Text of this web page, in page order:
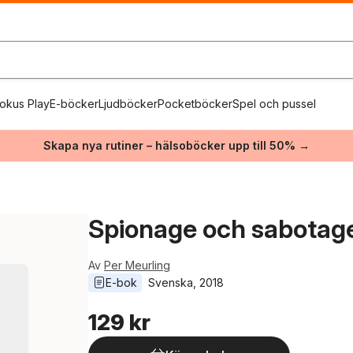
PlayE-böckerLjudböckerPocketböckerSpel och pussel
Skapa nya rutiner – hälsoböcker upp till 50% →
Spionage och
Av Per Meurling
E-bok
Svenska 2018
129 kr